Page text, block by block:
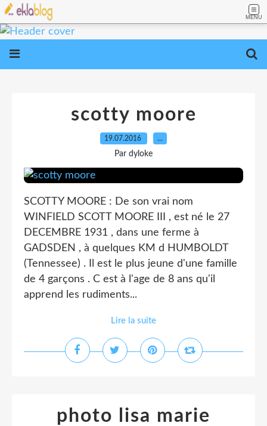
MENU
scotty moore
19.07.2016 …
Par dyloke
SCOTTY MOORE : De son vrai nom
WINFIELD SCOTT MOORE III , est né le 27
DECEMBRE 1931 , dans une ferme à
GADSDEN , à quelques KM d HUMBOLDT
(Tennessee) . Il est le plus jeune d'une famille
de 4 garçons . C est à l'age de 8 ans qu'il
apprend les rudiments...
Lire la suite
photo lisa marie